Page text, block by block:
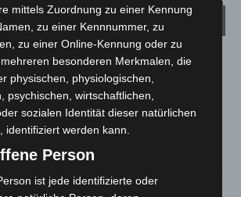
Wetter
19.6°C 21.1°
0.5m/s 63%
mittels Zuordnung zu einer Kennung
zu einer Kennnummer, zu
zu einer Online-Kennung oder zu
besonderen Merkmalen, die
physischen, physiologischen,
psychischen, wirtschaftlichen,
sozialen Identität dieser natürlichen
identifiziert werden kann.
Person
ist jede identifizierte oder